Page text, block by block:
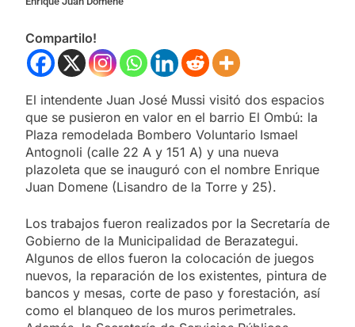
Compartilo!
El intendente Juan José Mussi visitó dos espacios
que se pusieron en valor en el barrio El Ombú: la
Plaza remodelada Bombero Voluntario Ismael
Antognoli (calle 22 A y 151 A) y una nueva
plazoleta que se inauguró con el nombre Enrique
Juan Domene (Lisandro de la Torre y 25).
Los trabajos fueron realizados por la Secretaría de
Gobierno de la Municipalidad de Berazategui.
Algunos de ellos fueron la colocación de juegos
nuevos, la reparación de los existentes, pintura de
bancos y mesas, corte de paso y forestación, así
como el blanqueo de los muros perimetrales.